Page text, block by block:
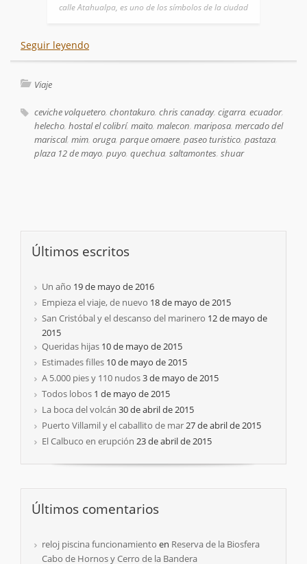
calle Atahualpa, es uno de los símbolos de la ciudad
Seguir leyendo
Viaje
ceviche volquetero, chontakuro, chris canaday, cigarra, ecuador,
helecho, hostal el colibrí, maito, malecon, mariposa, mercado del
mariscal, mim, oruga, parque omaere, paseo turistico, pastaza,
plaza 12 de mayo, puyo, quechua, saltamontes, shuar
Últimos escritos
Un año 19 de mayo de 2016
Empieza el viaje, de nuevo 18 de mayo de 2015
San Cristóbal y el descanso del marinero 12 de mayo de
2015
Queridas hijas 10 de mayo de 2015
Estimades filles 10 de mayo de 2015
A 5.000 pies y 110 nudos3 de mayo de 2015
Todos lobos 1 de mayo de 2015
La boca del volcán 30 de abril de 2015
Puerto Villamil y el caballito de mar27 de abril de 2015
El Calbuco en erupción 23 de abril de 2015
Últimos comentarios
reloj piscina funcionamiento en Reserva de la Biosfera
Cabo de Hornos y Cerro de la Bandera